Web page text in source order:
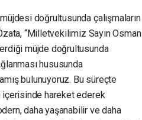
doğrultusunda çalışmaların
“Milletvekilimiz Sayın Osman
müjde doğrultusunda
hususunda
bulunuyoruz. Bu süreçte
içerisinde hareket ederek
daha yaşanabilir ve daha